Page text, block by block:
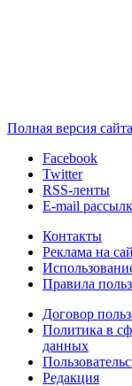
Полная версия сайта
Facebook
Twitter
RSS-ленты
E-mail
Контакты
Реклама на
Правила
Договор
Политика в
данных
Редакция